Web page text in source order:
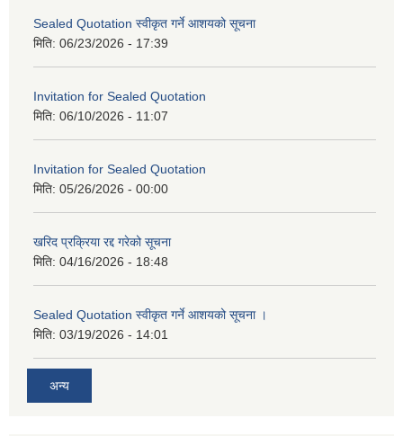
Sealed Quotation स्वीकृत गर्ने आशयको सूचना
मिति: 06/23/2026 - 17:39
Invitation for Sealed Quotation
मिति: 06/10/2026 - 11:07
Invitation for Sealed Quotation
मिति: 05/26/2026 - 00:00
खरिद प्रक्रिया रद्द गरेको सूचना
मिति: 04/16/2026 - 18:48
Sealed Quotation स्वीकृत गर्ने आशयको सूचना ।
मिति: 03/19/2026 - 14:01
अन्य